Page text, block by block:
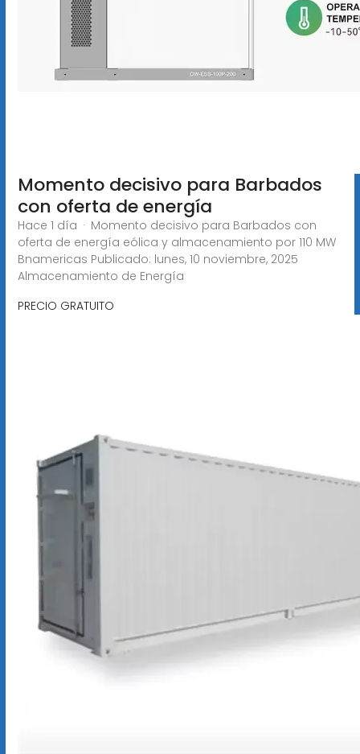
Momento decisivo para Barbados
con oferta de energía
Hace 1 día · Momento decisivo para Barbados con
oferta de energía eólica y almacenamiento por 110 MW
Bnamericas Publicado: lunes, 10 noviembre, 2025
Almacenamiento de Energía
PRECIO GRATUITO